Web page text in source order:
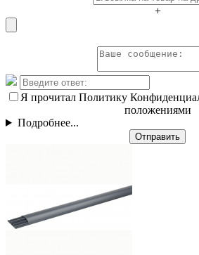
+
Я прочитал Политику
положениями
Подробнее...
Отправить